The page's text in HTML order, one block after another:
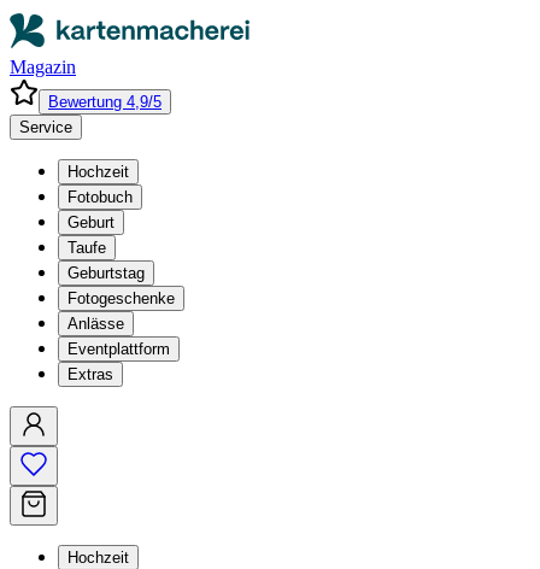
Magazin
Bewertung 4,9/5
Service
Hochzeit
Fotobuch
Geburt
Taufe
Geburtstag
Fotogeschenke
Anlässe
Eventplattform
Extras
Hochzeit